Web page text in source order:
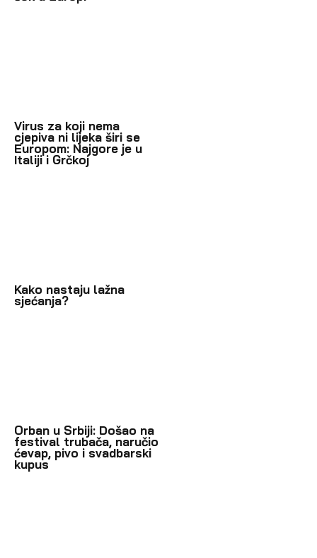
Virus za koji nema
cjepiva ni lijeka širi se
Europom: Najgore je u
Italiji i Grčkoj
Kako nastaju lažna
sjećanja?
Orban u Srbiji: Došao na
festival trubača, naručio
ćevap, pivo i svadbarski
kupus